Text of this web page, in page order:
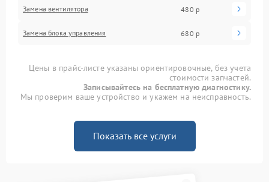
Замена вентилятора 480 р
Замена блока управления 680 р
Цены в прайс-листе указаны ориентировочные, без учета
стоимости запчастей.
Записывайтесь на бесплатную диагностику.
Мы проверим ваше устройство и укажем на неисправность.
Показать все услуги